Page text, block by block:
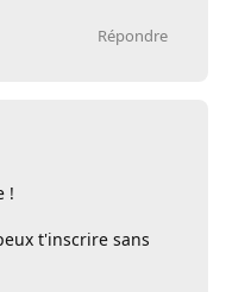
Répondre
!
t'inscrire sans